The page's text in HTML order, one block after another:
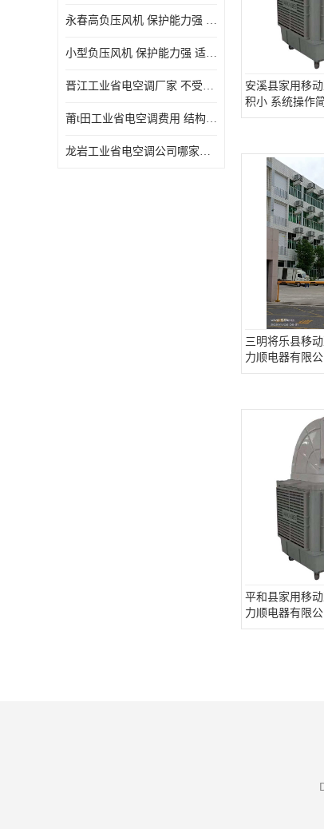
永春高负压风机 保护能力强 体积大 风道大
小型负压风机 保护能力强 适用面积广
晋江工业省电空调厂家 不受管长限制 节省占用空间
莆t田工业省电空调费用 结构紧凑 美观 能耗低 噪音小
龙岩工业省电空调公司哪家好 适应性强 维护简单
安溪县家用移
积小 系统操作
三明将乐县移
力顺电器有限公
平和县家用移
力顺电器有限公